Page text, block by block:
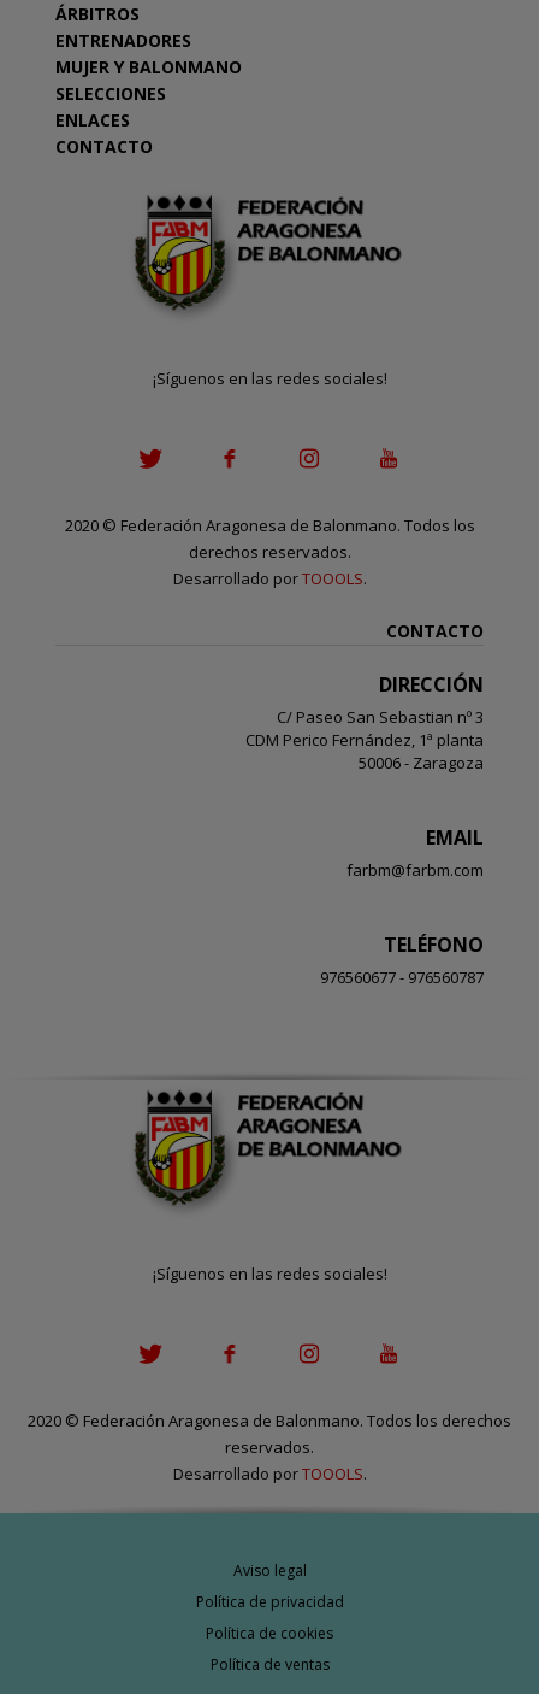
ÁRBITROS
ENTRENADORES
MUJER Y BALONMANO
SELECCIONES
ENLACES
CONTACTO
¡Síguenos en las redes sociales!
2020 © Federación Aragonesa de Balonmano. Todos los
derechos reservados.
Desarrollado porTOOOLS.
CONTACTO
DIRECCIÓN
C/ Paseo San Sebastian nº 3
CDM Perico Fernández, 1ª planta
50006 - Zaragoza
EMAIL
farbm@farbm.com
TELÉFONO
976560677 - 976560787
¡Síguenos en las redes sociales!
2020 © Federación Aragonesa de Balonmano. Todos los derechos
reservados.
Desarrollado porTOOOLS.
Aviso legal
Política de privacidad
Política de cookies
Política de ventas